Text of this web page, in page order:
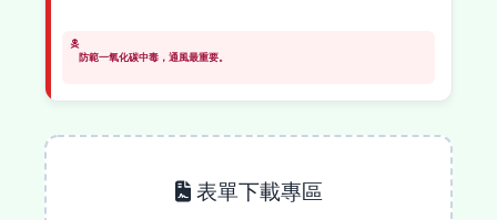
防範一氧化碳中毒，通風最重要。
表單下載專區